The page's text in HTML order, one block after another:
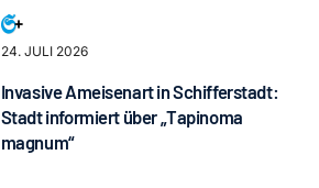
24. JULI 2026
Invasive Ameisenart in Schifferstadt:
Stadt informiert über „Tapinoma
magnum“